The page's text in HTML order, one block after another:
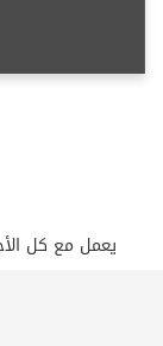
يعمل مع كل